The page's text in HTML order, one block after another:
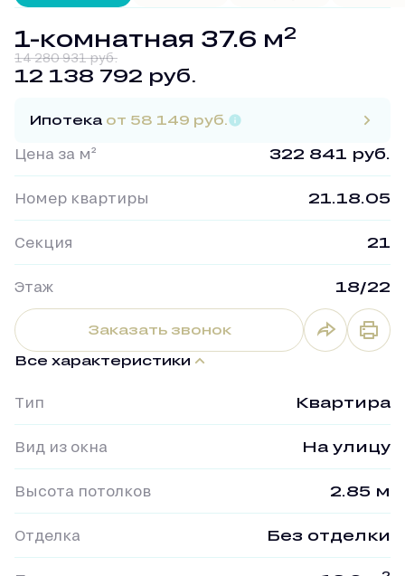
1-комнатная 37.6 м2
14 280 931 руб.
12 138 792 руб.
Ипотека от 58 149 руб.
Цена за м² 322 841 руб.
Номер квартиры 21.18.05
Секция 21
Этаж 18/22
Заказать звонок
Все характеристики
Тип Квартира
Вид из окна На улицу
Высота потолков 2.85 м
Отделка Без отделки